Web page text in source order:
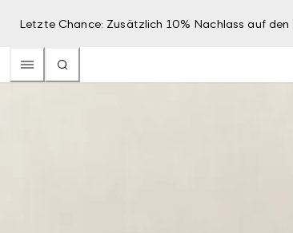
Letzte Chance: Zusätzlich 10% Nachlass auf